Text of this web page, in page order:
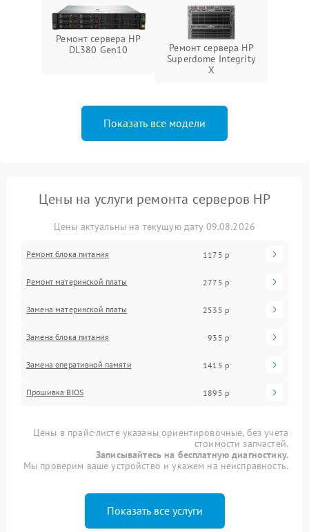
Ремонт сервера HP
DL380 Gen10
Ремонт сервера HP
Superdome Integrity
Х
Показать все модели
Цены на услуги ремонта серверов HP
Цены актуальны на текущую дату 09.08.2026
Ремонт блока питания 1175 р
Ремонт материнской платы 2775 р
Замена материнской платы 2535 р
Замена блока питания 935 р
Замена оперативной памяти 1415 р
Прошивка BIOS 1895 р
Цены в прайс-листе указаны ориентировочные, без учета
стоимости запчастей.
Записывайтесь на бесплатную диагностику.
Мы проверим ваше устройство и укажем на неисправность.
Показать все услуги